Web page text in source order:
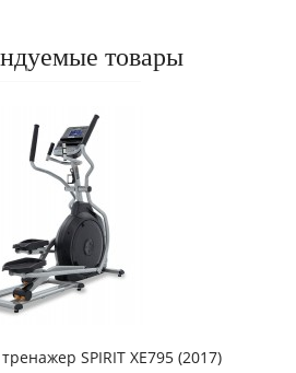
товары
SPIRIT XE795 (2017)